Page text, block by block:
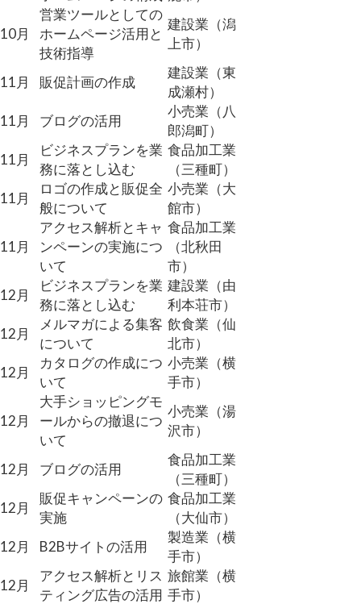
10月
営業ツールとしての
ホームページ活用と
技術指導
建設業（潟
上市）
11月 販促計画の作成
建設業（東
成瀬村）
11月
ブログの活用
小売業（八
郎潟町）
11月
ビジネスプランを業
務に落とし込む
食品加工業
（三種町）
11月
ロゴの作成と販促全
般について
小売業（大
館市）
11月
アクセス解析とキャ
ンペーンの実施につ
いて
食品加工業
（北秋田
市）
12月
ビジネスプランを業
務に落とし込む
建設業（由
利本荘市）
12月
メルマガによる集客
について
飲食業（仙
北市）
12月
カタログの作成につ
いて
小売業（横
手市）
12月
大手ショッピングモ
ールからの撤退につ
いて
小売業（湯
沢市）
12月 ブログの活用
食品加工業
（三種町）
12月
販促キャンペーンの
実施
食品加工業
（大仙市）
12月
B2Bサイトの活用
製造業（横
手市）
12月
アクセス解析とリス
ティング広告の活用
旅館業（横
手市）